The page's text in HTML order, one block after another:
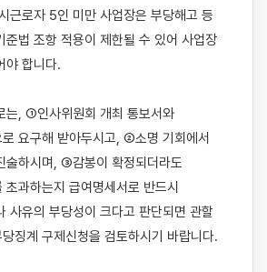
근로자 5인 미만 사업장은 부당해고 등
준법 조항 적용이 제한될 수 있어 사업장
야 합니다.
는, ①인사위원회 개최 통보서와
요구해 받아두시고, ②소명 기회에서
술하시며, ③감봉이 확정되더라도
과하는지 급여명세서로 반드시
사유의 부당성이 크다고 판단되면 관할
징계 구제신청을 검토하시기 바랍니다.